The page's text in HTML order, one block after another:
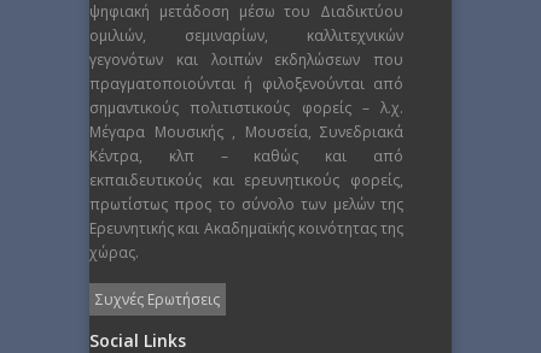
ψηφιακή μετάδοση μέσω του Διαδικτύου
ομιλιών, σεμιναρίων, καλλιτεχνικών
γεγονότων και λοιπών εκδηλώσεων που
πραγματοποιούνται ή φιλοξενούνται από
σημαντικούς πολιτιστικούς φορείς – λ.χ.
Μέγαρα Μουσικής , Μουσεία, Συνεδριακά
Κέντρα, κλπ – καθώς και από
εκπαιδευτικούς και ερευνητικούς φορείς,
πρωτίστως προς το σύνολο των μελών της
Ερευνητικής και Ακαδημαϊκής κοινότητας της
χώρας.
Συχνές Ερωτήσεις
Social Links